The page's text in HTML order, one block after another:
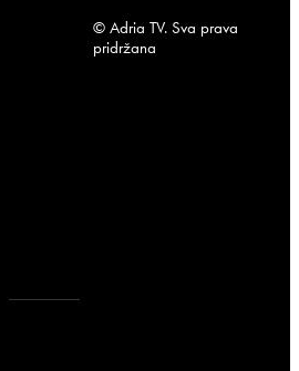
© Adria TV. Sva prava
pridržana